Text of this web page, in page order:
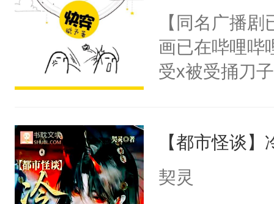
卫天还没亮
腰：“陛下，
不好了！”“那
小白莲：“嘤
胡说，我没碰
名蛇蛇，跟
不知道，那小
头，魔尊墨宴
宴：柳折枝你
们竟然欺负
宴：要不你
来……“蛇蛇，
【同名广播
画已在哔哩哔
受x被受捅刀
病，一个个
上了还是无动
【都市怪谈
契灵